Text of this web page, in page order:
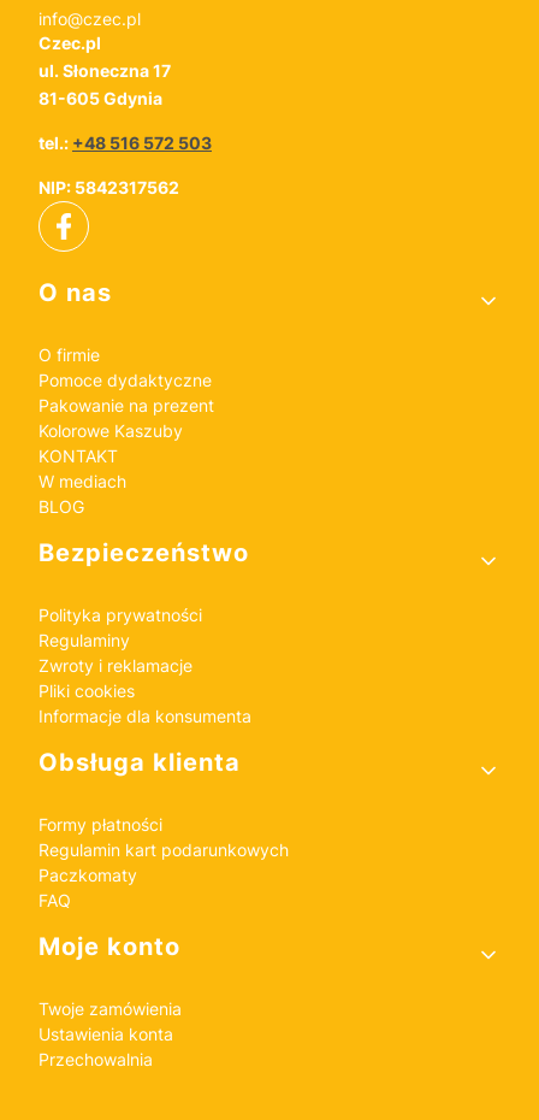
info@czec.pl
Czec.pl
ul. Słoneczna 17
81-605 Gdynia
tel.: +48 516 572 503
NIP: 5842317562
Linki w stopce
O nas
O firmie
Pomoce dydaktyczne
Pakowanie na prezent
Kolorowe Kaszuby
KONTAKT
W mediach
BLOG
Bezpieczeństwo
Polityka prywatności
Regulaminy
Zwroty i reklamacje
Pliki cookies
Informacje dla konsumenta
Obsługa klienta
Formy płatności
Regulamin kart podarunkowych
Paczkomaty
FAQ
Moje konto
Twoje zamówienia
Ustawienia konta
Przechowalnia